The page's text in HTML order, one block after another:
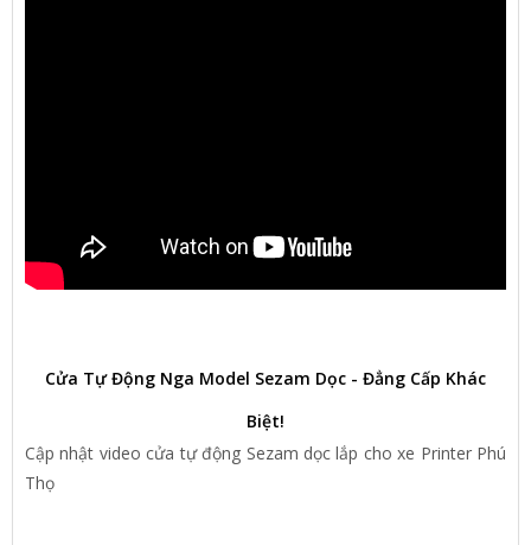
Cửa Tự Động Nga Model Sezam Dọc - Đẳng Cấp Khác
Biệt!
Cập nhật video cửa tự động Sezam dọc lắp cho xe Printer Phú
Thọ